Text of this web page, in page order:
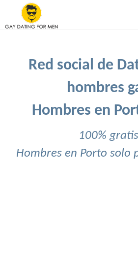
Red social de
hombres
Hombres en
100%
Hombres en Porto solo